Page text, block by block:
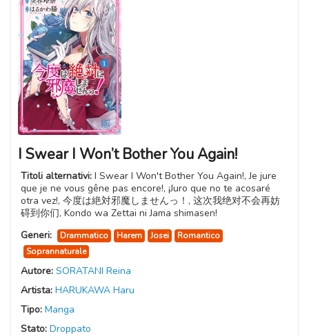
I Swear I Won’t Bother You Again!
Titoli alternativi: I Swear I Won't Bother You Again!, Je jure
que je ne vous gêne pas encore!, ¡Juro que no te acosaré
otra vez!, 今度は絶対邪魔しませんっ！, 这次我绝对不会再妨
碍到你们, Kondo wa Zettai ni Jama shimasen!
Generi:
Drammatico Harem Josei
Romantico
Soprannaturale
Autore: SORATANI Reina
Artista: HARUKAWA Haru
Tipo: Manga
Stato: Droppato